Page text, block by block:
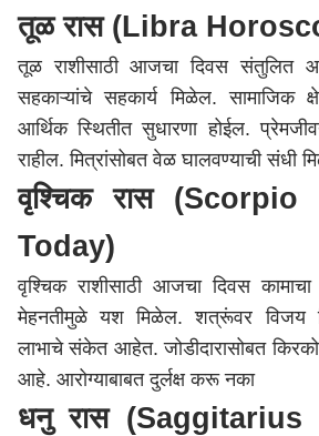
तूळ रास (Libra
तूळ राशीसाठी आजचा दिवस संतुलित
सहकाऱ्यांचे सहकार्य मिळेल. सामाजिक
आर्थिक स्थितीत सुधारणा होईल.
राहील. मित्रांसोबत वेळ घालवण्याची संधी
वृश्चिक रास (Scorpio
Today)
वृश्चिक राशीसाठी आजचा दिवस
मेहनतीमुळे यश मिळेल. शत्रूंवर विजय
लाभाचे संकेत आहेत. जोडीदारासोबत
आहे. आरोग्याबाबत दुर्लक्ष करू नका
धनु रास (Saggitarius